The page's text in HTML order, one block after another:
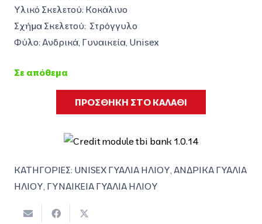
Υλικό Σκελετού: Κοκάλινο
Σχήμα Σκελετού: Στρόγγυλο
Φύλο: Ανδρικά, Γυναικεία, Unisex
Σε απόθεμα
ΠΡΟΣΘΗΚΗ ΣΤΟ ΚΑΛΑΘΙ
ΚΑΤΗΓΟΡΙΕΣ: UNISEX ΓΥΑΛΙΑ ΗΛΙΟΥ ΑΝΔΡΙΚΑ ΓΥΑΛΙΑ
ΗΛΙΟΥ ΓΥΝΑΙΚΕΙΑ ΓΥΑΛΙΑ ΗΛΙΟΥ